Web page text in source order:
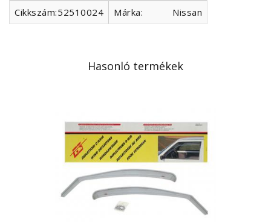
Cikkszám:52510024 Márka: Nissan
Hasonló termékek